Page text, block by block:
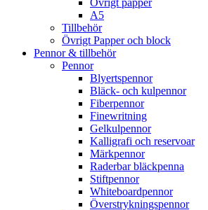
Övrigt papper
A5
Tillbehör
Övrigt Papper och block
Pennor & tillbehör
Pennor
Blyertspennor
Bläck- och kulpennor
Fiberpennor
Finewritning
Gelkulpennor
Kalligrafi och reservoar
Märkpennor
Raderbar bläckpenna
Stiftpennor
Whiteboardpennor
Överstrykningspennor